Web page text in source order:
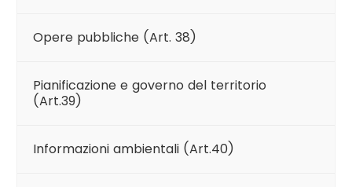
Opere pubbliche (Art. 38)
Pianificazione e governo del territorio
(Art.39)
Informazioni ambientali (Art.40)